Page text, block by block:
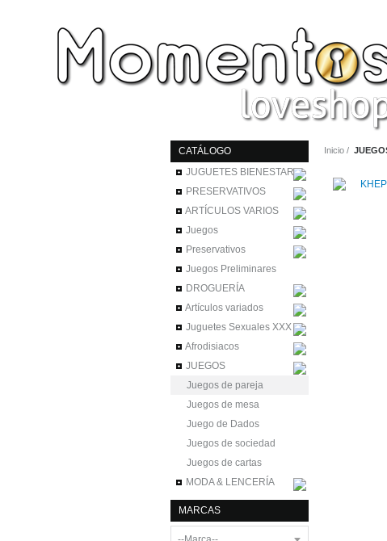
CATÁLOGO
JUGUETES BIENESTAR
PRESERVATIVOS
ARTÍCULOS VARIOS
Juegos
Preservativos
Juegos Preliminares
DROGUERÍA
Artículos variados
Juguetes Sexuales XXX
Afrodisiacos
JUEGOS
Juegos de pareja
Juegos de mesa
Juego de Dados
Juegos de sociedad
Juegos de cartas
MODA & LENCERÍA
MARCAS
Inicio